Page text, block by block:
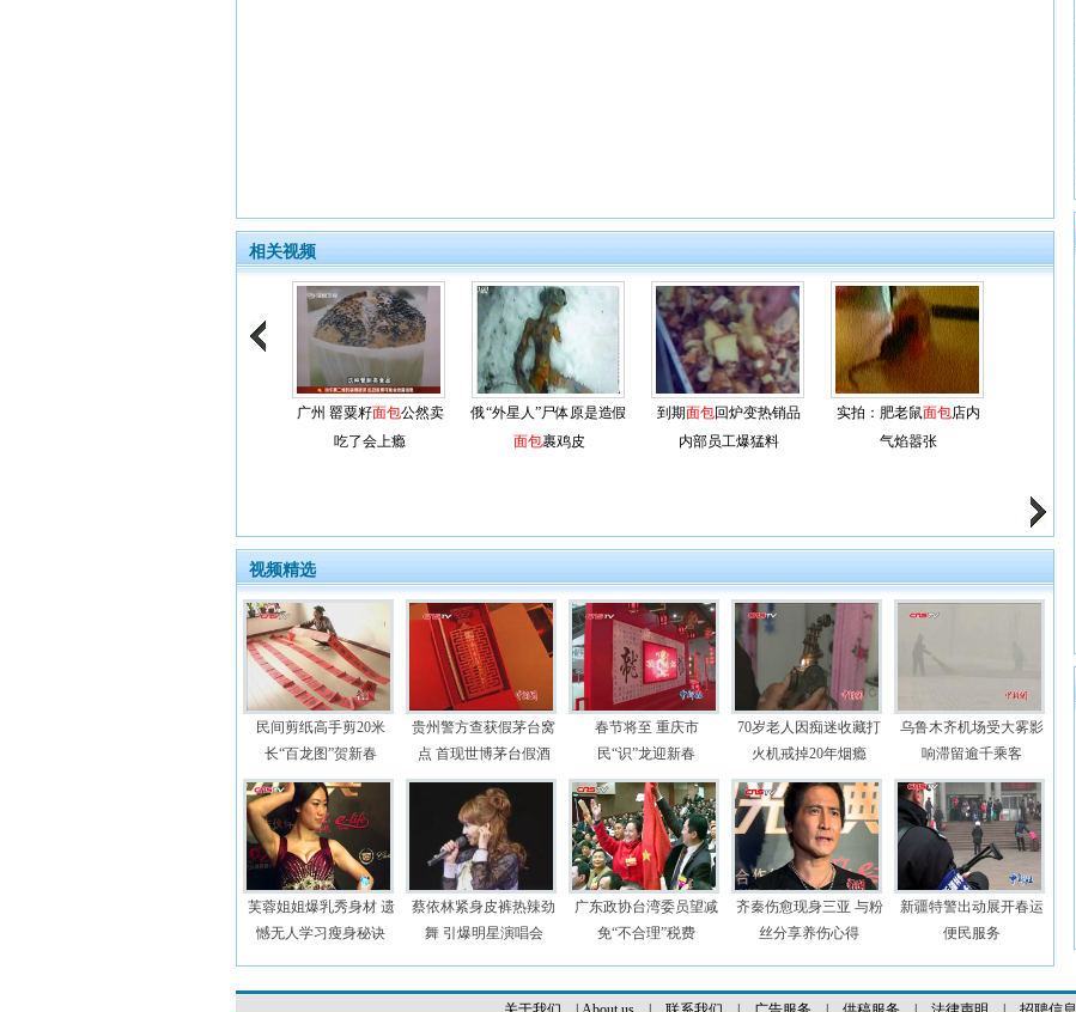
相关视频
广州 罂粟籽面包公然卖
吃了会上瘾
俄“外星人”尸体原是造假
面包裹鸡皮
到期面包回炉变热销品
内部员工爆猛料
实拍：肥老鼠面包店内
气焰嚣张
视频精选
民间剪纸高手剪20米
长“百龙图”贺新春
贵州警方查获假茅台窝
点 首现世博茅台假酒
春节将至 重庆市
民“识”龙迎新春
70岁老人因痴迷收藏打
火机戒掉20年烟瘾
乌鲁木齐机场受大雾影
响滞留逾千乘客
芙蓉姐姐爆乳秀身材 遗
憾无人学习瘦身秘诀
蔡依林紧身皮裤热辣劲
舞 引爆明星演唱会
广东政协台湾委员望减
免“不合理”税费
齐秦伤愈现身三亚 与粉
丝分享养伤心得
新疆特警出动展开春运
便民服务